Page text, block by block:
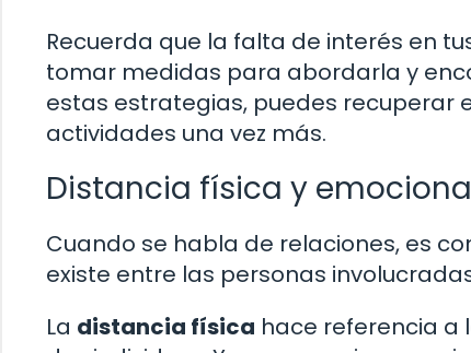
Recuerda que la falta de interés en
tomar medidas para abordarla y
estas estrategias, puedes recuperar
actividades una vez más.
Distancia física y
Cuando se habla de relaciones, es
existe entre las personas
La distancia física hace referencia a